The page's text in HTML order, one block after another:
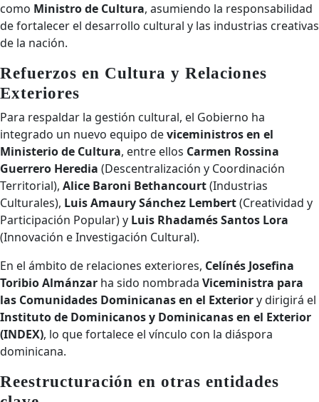
como Ministro de Cultura, asumiendo la responsabilidad
de fortalecer el desarrollo cultural y las industrias creativas
de la nación.
Refuerzos en Cultura y Relaciones
Exteriores
Para respaldar la gestión cultural, el Gobierno ha
integrado un nuevo equipo deviceministros en el
Ministerio de Cultura, entre ellos Carmen Rossina
Guerrero Heredia (Descentralización y Coordinación
Territorial), Alice Baroni Bethancourt(Industrias
Culturales), Luis Amaury Sánchez Lembert(Creatividad y
Participación Popular) y Luis Rhadamés Santos Lora
(Innovación e Investigación Cultural).
En el ámbito de relaciones exteriores, Celínés Josefina
Toribio Almánzar ha sido nombrada Viceministra para
las Comunidades Dominicanas en el Exteriory dirigirá el
Instituto de Dominicanos y Dominicanas en el Exterior
(INDEX), lo que fortalece el vínculo con la diáspora
dominicana.
Reestructuración en otras entidades